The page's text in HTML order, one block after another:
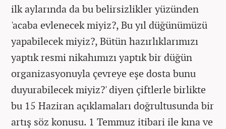
ilk aylarında da bu belirsizlikler yüzünden
'acaba evlenecek miyiz?, Bu yıl düğünümüzü
yapabilecek miyiz?, Bütün hazırlıklarımızı
yaptık resmi nikahımızı yaptık bir düğün
organizasyonuyla çevreye eşe dosta bunu
duyurabilecek miyiz?' diyen çiftlerle birlikte
bu 15 Haziran açıklamaları doğrultusunda bir
artış söz konusu. 1 Temmuz itibari ile kına ve